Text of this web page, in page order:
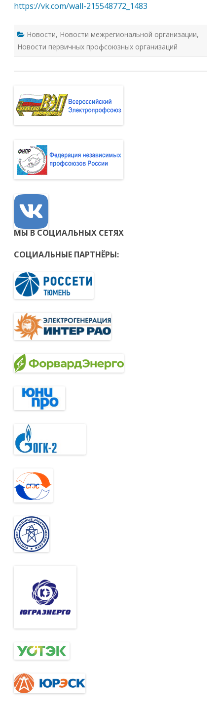
https://vk.com/wall-215548772_1483
Новости, Новости межрегиональной организации,
Новости первичных профсоюзных организаций
МЫ В СОЦИАЛЬНЫХ СЕТЯХ
СОЦИАЛЬНЫЕ ПАРТНЁРЫ: